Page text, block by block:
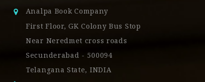
Analpa Book Company
First Floor, GK Colony Bus Stop
Near Neredmet cross roads
Secunderabad - 500094
Telangana State, INDIA